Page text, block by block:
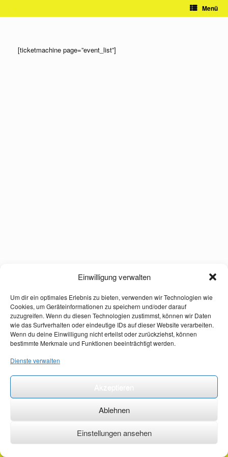
Einwilligung verwalten
Um dir ein optimales Erlebnis zu bieten, verwenden wir Technologien wie
Cookies, um Geräteinformationen zu speichern und/oder darauf
zuzugreifen. Wenn du diesen Technologien zustimmst, können wir Daten
wie das Surfverhalten oder eindeutige IDs auf dieser Website verarbeiten.
Wenn du deine Einwilligung nicht erteilst oder zurückziehst, können
bestimmte Merkmale und Funktionen beeinträchtigt werden.
Dienste verwalten
Ablehnen
Einstellungen ansehen
Menü
[ticketmachine page=”event_list”]
©2026 ·erstehilfekurs-mauch.de ·AGB ·Datenschutzerklärung ·Impressum ·